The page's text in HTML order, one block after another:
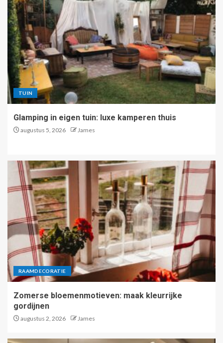
TUIN
Glamping in eigen tuin: luxe kamperen thuis
augustus 5, 2026 James
RAAMDECORATIE
Zomerse bloemenmotieven: maak kleurrijke
gordijnen
augustus 2, 2026 James